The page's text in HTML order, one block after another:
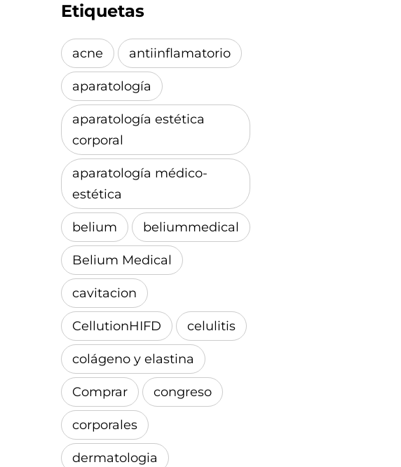
Etiquetas
acne antiinflamatorio
aparatología
aparatología estética
corporal
aparatología médico-
estética
belium beliummedical
Belium Medical
cavitacion
CellutionHIFD celulitis
colágeno y elastina
Comprar congreso
corporales
dermatologia